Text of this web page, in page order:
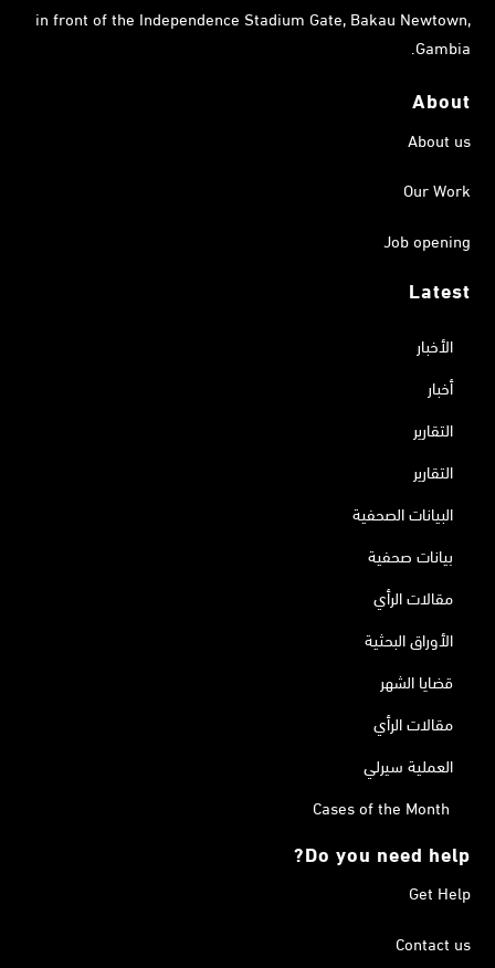
in front of the Independence Stadium Gate, Bakau Newtown,
Gambia.
About
About us
Our Work
Job opening
Latest
الأخبار
أخبار
التقارير
التقارير
البيانات الصحفية
بيانات صحفية
مقالات الرأي
الأوراق البحثية
قضايا الشهر
مقالات الرأي
العملية سيرلي
Cases of the Month
Do you need help?
Get Help
Contact us